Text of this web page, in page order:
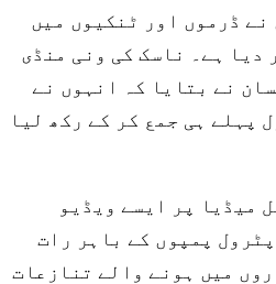
نے ڈرموں اور ٹنکیوں میں
دیا ہے۔ ناسک کی ونی منڈی
نے بتایا کہ انہوں نے
لیٹر ڈیزل پہلے ہی جمع کر کے رکھ لیا
میڈیا پر ایسے ویڈیو
پمپوں کے باہر رات
میں ہونے والے تنازعات